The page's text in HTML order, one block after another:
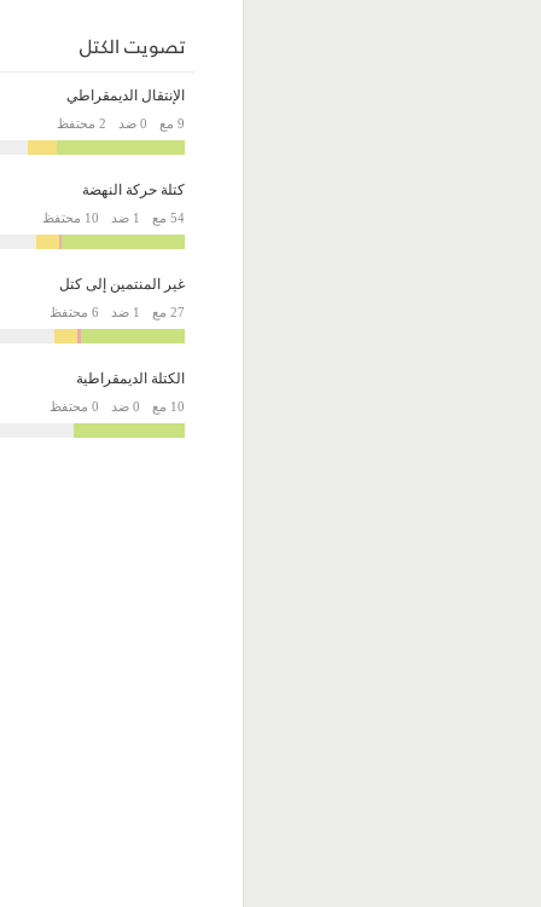
تصويت الكتل
الإنتقال الديمقراطي
9 مع 0 ضد 2 محتفظ
كتلة حركة النهضة
54 مع 1 ضد 10 محتفظ
غير المنتمين إلى كتل
27 مع 1 ضد 6 محتفظ
الكتلة الديمقراطية
10 مع 0 ضد 0 محتفظ